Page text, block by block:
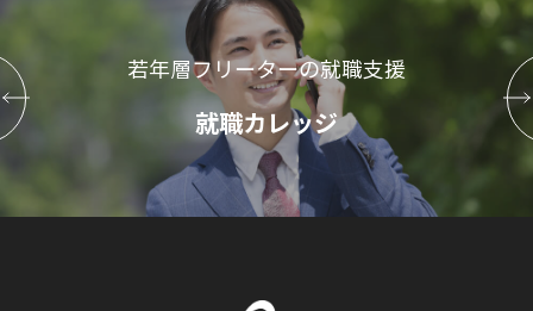
若年層フリーターの就職支援
就職カレッジ